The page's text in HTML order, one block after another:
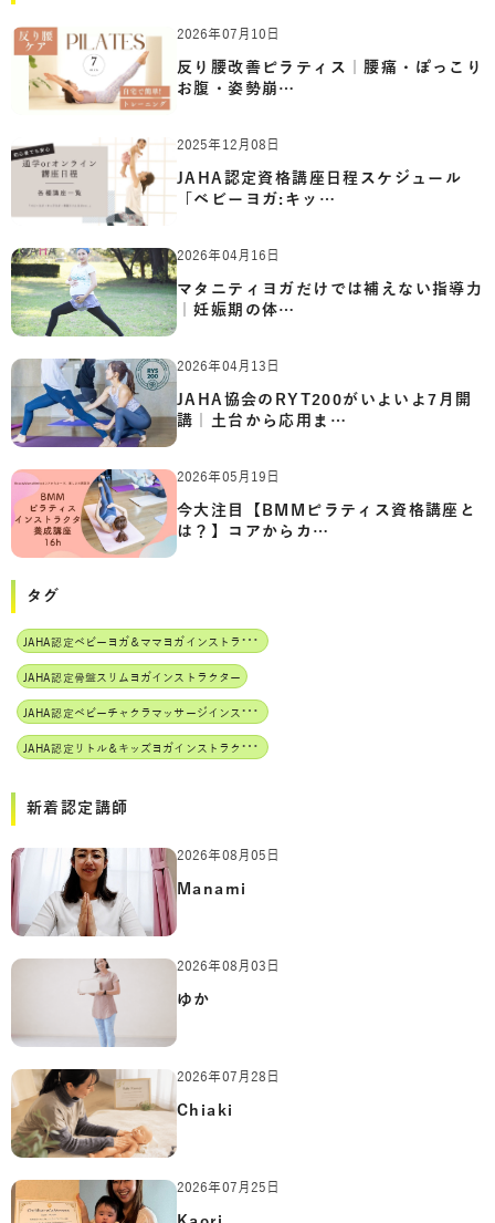
2026年07月10日
反り腰改善ピラティス｜腰痛・ぽっこり
お腹・姿勢崩…
2025年12月08日
JAHA認定資格講座日程スケジュール
「ベビーヨガ:キッ…
2026年04月16日
マタニティヨガだけでは補えない指導力
｜妊娠期の体…
2026年04月13日
JAHA協会のRYT200がいよいよ7月開
講｜土台から応用ま…
2026年05月19日
今大注目【BMMピラティス資格講座と
は？】コアからカ…
タグ
J
AHA認定ベビーヨガ＆ママヨガインストラクター
JAHA認定骨盤スリムヨガインストラクター
J
AHA認定ベビーチャクラマッサージインストラクター
J
AHA認定リトル＆キッズヨガインストラクター
新着認定講師
2026年08月05日
Manami
2026年08月03日
ゆか
2026年07月28日
Chiaki
2026年07月25日